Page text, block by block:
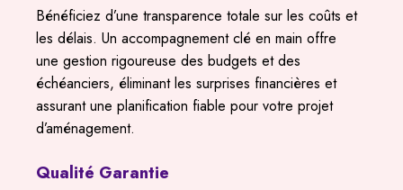
Bénéficiez d’une transparence totale sur les coûts et
les délais. Un accompagnement clé en main offre
une gestion rigoureuse des budgets et des
échéanciers, éliminant les surprises financières et
assurant une planification fiable pour votre projet
d’aménagement.
Qualité Garantie